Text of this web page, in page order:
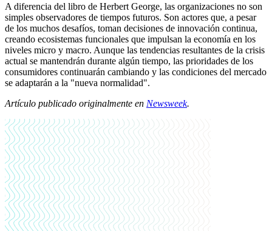
A diferencia del libro de Herbert George, las organizaciones no son
simples observadores de tiempos futuros. Son actores que, a pesar
de los muchos desafíos, toman decisiones de innovación continua,
creando ecosistemas funcionales que impulsan la economía en los
niveles micro y macro. Aunque las tendencias resultantes de la crisis
actual se mantendrán durante algún tiempo, las prioridades de los
consumidores continuarán cambiando y las condiciones del mercado
se adaptarán a la "nueva normalidad".
Artículo publicado originalmente en Newsweek.